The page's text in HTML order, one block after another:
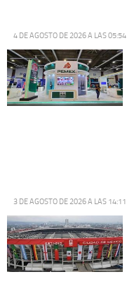
4 DE AGOSTO DE 2026 A LAS 05:54
3 DE AGOSTO DE 2026 A LAS 14:11